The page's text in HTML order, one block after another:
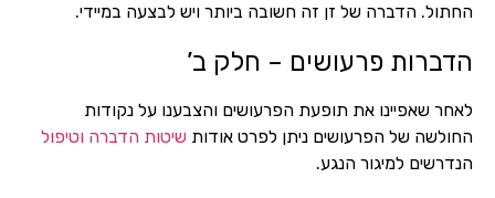
החתול. הדברה של זן זה חשובה ביותר ויש לבצעה במיידי.
הדברות פרעושים – חלק ב’
לאחר שאפיינו את תופעת הפרעושים והצבענו על נקודות
החולשה של הפרעושים ניתן לפרט אודות שיטות הדברה וטיפול
הנדרשים למיגור הנגע.